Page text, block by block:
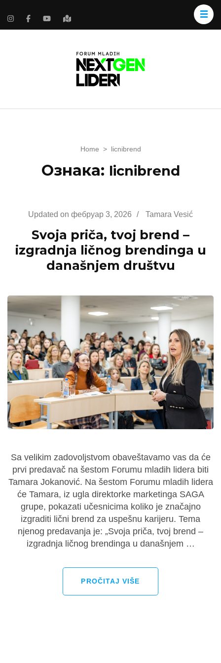
Home > licnibrend
Ознака: licnibrend
Updated on фебруар 3, 2026 / Tamara Vesić
Svoja priča, tvoj brend –
izgradnja ličnog brendinga u
današnjem društvu
Sa velikim zadovoljstvom obaveštavamo vas da će
prvi predavač na šestom Forumu mladih lidera biti
Tamara Jokanović. Na šestom Forumu mladih lidera
će Tamara, iz ugla direktorke marketinga SAGA
grupe, pokazati učesnicima koliko je značajno
izgraditi lični brend za uspešnu karijeru. Tema
njenog predavanja je: „Svoja priča, tvoj brend –
izgradnja ličnog brendinga u današnjem …
PROČITAJ VIŠE